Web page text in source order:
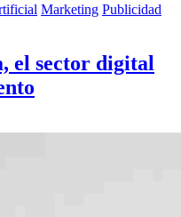
Marketing Publicidad
el sector digital